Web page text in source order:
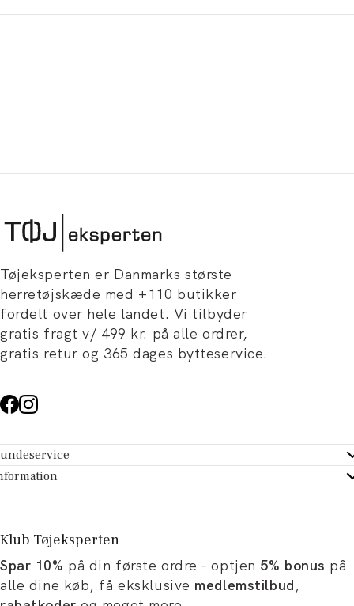
Tøjeksperten er Danmarks største
herretøjskæde med +110 butikker
fordelt over hele landet. Vi tilbyder
gratis fragt v/ 499 kr. på alle ordrer,
gratis retur og 365 dages bytteservice.
- Hjælpecenter
dit køb
Tøjeksperten
og artikler
og karriere
Klub Tøjeksperten
Spar 10% på din første ordre - optjen 5% bonus på
alle dine køb, få eksklusive medlemstilbud,